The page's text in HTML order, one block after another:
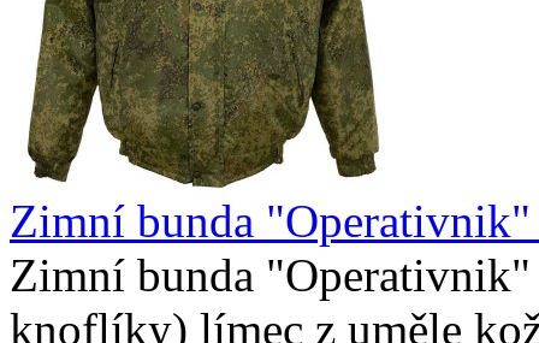
Zimní bunda
Zimní bunda
knoflíky) límec z uměle